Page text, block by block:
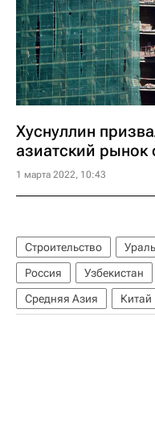
Хуснуллин
азиатский рынок
1 марта 2022, 10:43
Строительство
Россия
Узбекистан
Средняя Азия
Китай